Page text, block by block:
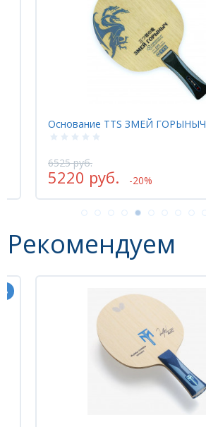
Основание TTS ЗМЕЙ ГОРЫНЫЧ
6525 руб.
5220 руб. -20%
Рекомендуем